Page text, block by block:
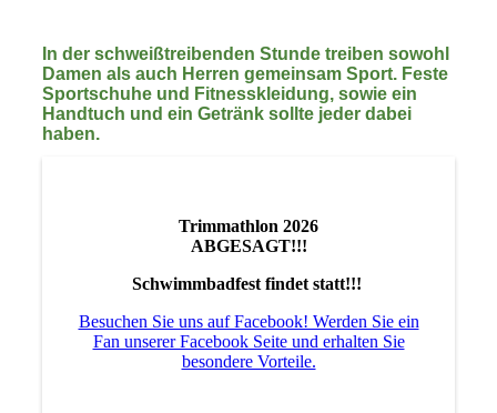
In der schweißtreibenden Stunde treiben sowohl
Damen als auch Herren gemeinsam Sport. Feste
Sportschuhe und Fitnesskleidung, sowie ein
Handtuch und ein Getränk sollte jeder dabei
haben.
Trimmathlon 2026
ABGESAGT!!!
Schwimmbadfest findet statt!!!
Besuchen Sie uns auf Facebook! Werden Sie ein
Fan unserer Facebook Seite und erhalten Sie
besondere Vorteile.